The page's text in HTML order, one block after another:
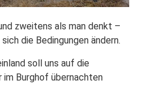
zweitens als man denkt –
die Bedingungen ändern.
soll uns auf die
im Burghof übernachten